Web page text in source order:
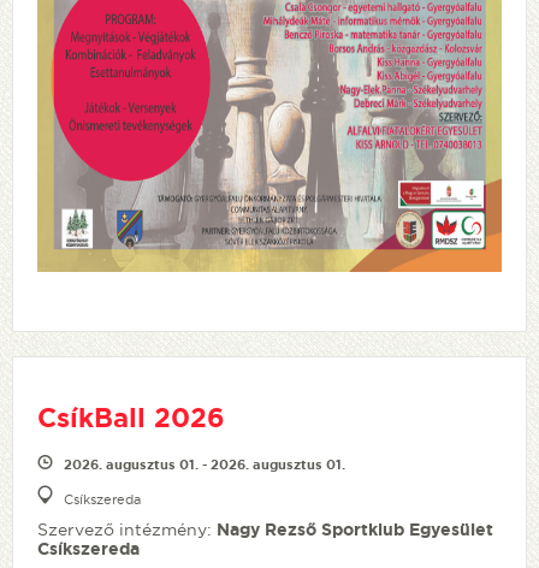
CsíkBall 2026
2026. augusztus 01. - 2026. augusztus 01.
Csíkszereda
Szervező intézmény: Nagy Rezső Sportklub Egyesület
Csíkszereda